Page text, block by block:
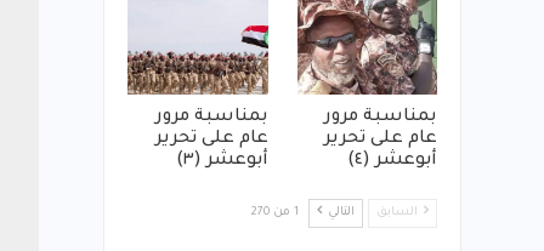
بمناسبة مرور
عام على تحرير
أبوعشر (٤)
بمناسبة مرور
عام على تحرير
أبوعشر (٣)
السابق التالي 1 من 270